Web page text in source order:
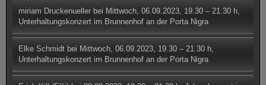
miriam Druckenueller bei Mittwoch, 06.09.2023, 19.30 – 21.30 h,
Unterhaltungskonzert im Brunnenhof an der Porta Nigra
Elke Schmidt bei Mittwoch, 06.09.2023, 19.30 – 21.30 h,
Unterhaltungskonzert im Brunnenhof an der Porta Nigra